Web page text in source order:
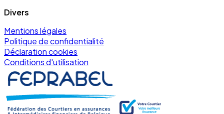
Divers
Mentions légales
Politique de confidentialité
Déclaration cookies
Conditions d'utilisation